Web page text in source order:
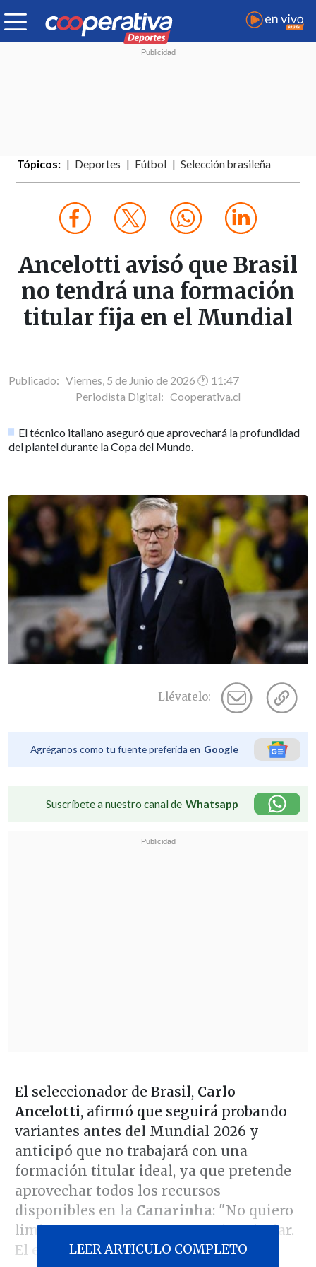
Tópicos: Deportes Fútbol Selección brasileña
Ancelotti avisó que Brasil
no tendrá una formación
titular fija en el Mundial
Publicado: Viernes, 5 de Junio de 2026 🕐 11:47
Periodista Digital: Cooperativa.cl
El técnico italiano aseguró que aprovechará la profundidad
del plantel durante la Copa del Mundo.
Llévatelo:
Agréganos como tu fuente preferida en Google
Suscríbete a nuestro canal de Whatsapp
El seleccionador de Brasil, Carlo
Ancelotti, afirmó que seguirá probando
variantes antes del Mundial 2026 y
anticipó que no trabajará con una
formación titular ideal, ya que pretende
aprovechar todos los recursos
disponibles en la Canarinha: "No quiero
limitarme a pensar en un equipo titular.
El equipo titular en el primer partido
LEER ARTICULO COMPLETO